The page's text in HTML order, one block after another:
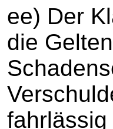
ee) Der
die